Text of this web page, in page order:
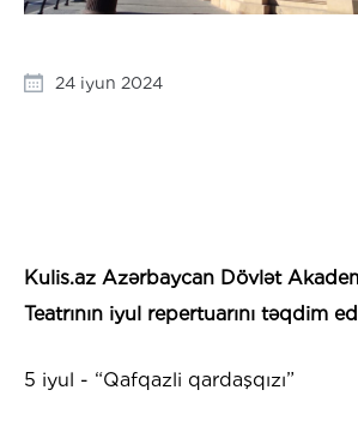
24 iyun 2024
Kulis.az Azərbaycan Dövlət
Teatrının iyul repertuarını təqdim
5 iyul - “Qafqazli qardaşqızı”